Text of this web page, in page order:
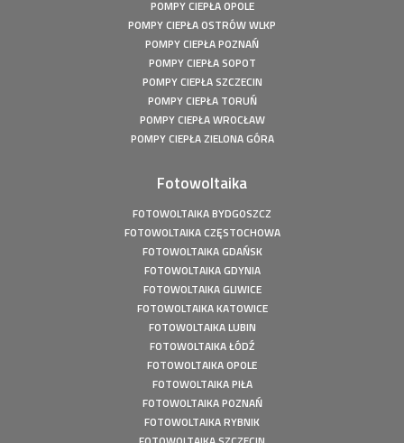
POMPY CIEPŁA OPOLE
POMPY CIEPŁA OSTRÓW WLKP
POMPY CIEPŁA POZNAŃ
POMPY CIEPŁA SOPOT
POMPY CIEPŁA SZCZECIN
POMPY CIEPŁA TORUŃ
POMPY CIEPŁA WROCŁAW
POMPY CIEPŁA ZIELONA GÓRA
Fotowoltaika
FOTOWOLTAIKA BYDGOSZCZ
FOTOWOLTAIKA CZĘSTOCHOWA
FOTOWOLTAIKA GDAŃSK
FOTOWOLTAIKA GDYNIA
FOTOWOLTAIKA GLIWICE
FOTOWOLTAIKA KATOWICE
FOTOWOLTAIKA LUBIN
FOTOWOLTAIKA ŁÓDŹ
FOTOWOLTAIKA OPOLE
FOTOWOLTAIKA PIŁA
FOTOWOLTAIKA POZNAŃ
FOTOWOLTAIKA RYBNIK